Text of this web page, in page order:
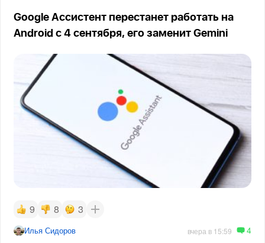
Google Ассистент перестанет работать на
Android с 4 сентября, его заменит Gemini
9 8 3
Илья Сидоров вчера в 15:59 4